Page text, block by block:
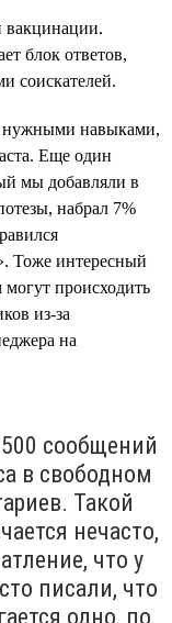
вакцинации.
блок ответов,
соискателей.
нужными навыками,
Еще один
мы добавляли в
набрал 7%
Тоже интересный
могут происходить
из-за
на
сообщений
в свободном
Такой
нечасто,
что у
писали, что
одно, по